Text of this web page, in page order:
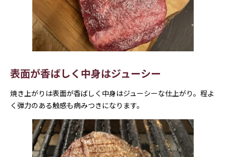
表面が香ばしく中身はジューシー
焼き上がりは表面が香ばしく中身はジューシーな仕上がり。程よ
く弾力のある触感も病みつきになります。